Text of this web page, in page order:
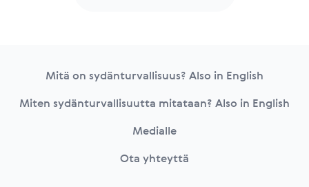
Mitä on sydänturvallisuus? Also in English
Miten sydänturvallisuutta mitataan? Also in English
Medialle
Ota yhteyttä